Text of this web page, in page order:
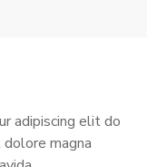
adipiscing elit do
magna